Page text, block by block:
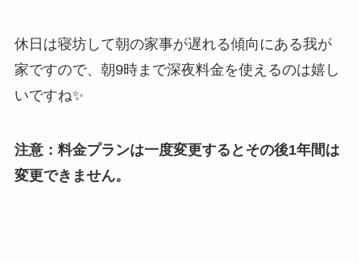
休日は寝坊して朝の家事が遅れる傾向にある我が
家ですので、朝9時まで深夜料金を使えるのは嬉し
いですね✨
注意：料金プランは一度変更するとその後1年間は
変更できません。